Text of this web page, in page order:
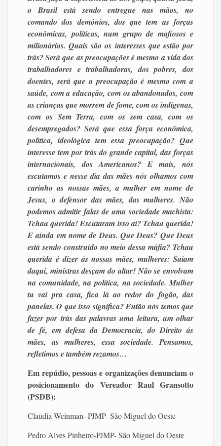
o Brasil está sendo entregue nas mãos, no
comando dos demônios, dos que tem as forças
econômicas, políticas, num grupo de mafiosos e
milionários. Quais são os interesses que estão por
trás? Será que as preocupações é mesmo a vida dos
trabalhadores e trabalhadoras, dos pobres, dos
doentes, será que a preocupação é mesmo com a
saúde, com a educação, com os abandonados, com
as crianças que morrem de fome, com os indígenas,
com os Sem Terra, com os sem casa, com os
desempregados? Será que essa força econômica,
política, ideológica tem essa preocupação? Que
interesse tem por trás do grande capital, das forças
internacionais, dos Americanos? E mais, nós
escutamos e nesse dia das mães nós olhamos com
carinho as nossas mães, a mulher em nome de
Jesus, o defensor das mães, das mulheres. Não
podemos admitir falas de uma sociedade machista:
Tchau querida! Escutaram isso aí? Tchau querida!
E ainda em nome de Deus. Que Deus? Que Deus
está sendo construído no meio dessa máfia? Tchau
querida é dizer ás nossas mães, mulheres: Saiam
daqui, ministras desçam do altar! Não se envolvam
na comunidade, na política, na sociedade. Mulher
tu vai pra casa, fica lá ao redor do fogão, das
panelas. O que isso significa? Então nós temos que
fazer por trás das palavras uma leitura, um olhar
de fé, em defesa da Democracia, do Direito ás
mães, as mulheres, essa sociedade. Pensamos,
refletimos e também rezamos…
Em repúdio, pessoas e organizações denunciam o
posicionamento do Vereador Raul Gransotto
(PSDB):
Claudia Weinman- PJMP- São Miguel do Oeste
Pedro Alves Pinheiro-PJMP- São Miguel do Oeste